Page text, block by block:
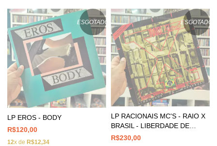
ESGOTADO
LP EROS - BODY
R$120,00
12x de R$12,34
ESGOTADO
LP RACIONAIS MC'S - RAIO X
BRASIL - LIBERDADE DE
EXPRESSÃO
R$230,00